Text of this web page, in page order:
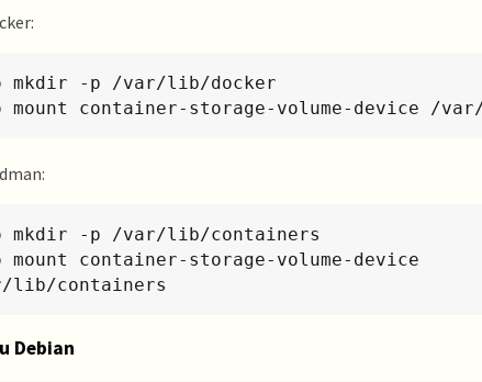
mkdir -p /var/lib/docker
mount container-storage-volume-device /
mkdir -p /var/lib/containers
mount container-storage-volume-device
lib/containers
Debian